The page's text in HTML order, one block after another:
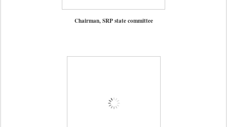
Chairman, SRP state committee